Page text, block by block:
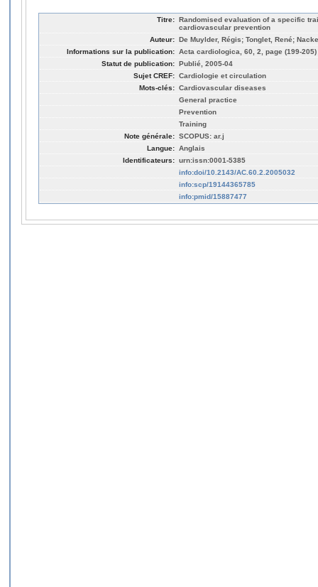
Titre: Randomised evaluation of a specific
cardiovascular prevention
Auteur: De Muylder, Régis; Tonglet, René;
Informations sur la publication: Acta cardiologica, 60, 2, page (199-205)
Statut de publication: Publié, 2005-04
Sujet CREF: Cardiologie et circulation
Mots-clés: Cardiovascular diseases
General practice
Prevention
Training
Note générale: SCOPUS: ar.j
Langue: Anglais
Identificateurs: urn:issn:0001-5385
info:doi/10.2143/AC.60.2.2005032
info:scp/19144365785
info:pmid/15887477